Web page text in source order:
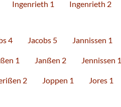
Ingenrieth 1 Ingenrieth 2
4 Jacobs 5 Jannissen 1
1 Janßen 2 Jennissen 1
2 Joppen 1 Jores 1